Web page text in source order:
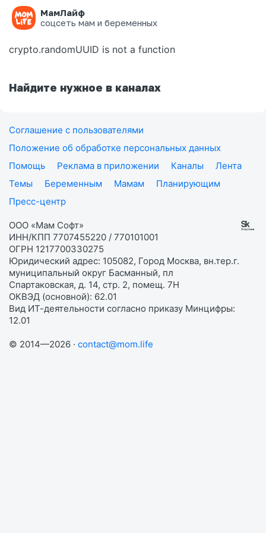
МамЛайф
соцсеть мам и беременных
Ошибка на странице
crypto.randomUUID is not a function
Найдите нужное в каналах
Соглашение с пользователями
Положение об обработке персональных данных
Помощь
Реклама в приложении Каналы
Лента
Темы
Беременным Мамам
Планирующим
Пресс-центр
ООО «Мам Софт»
ИНН/КПП 7707455220 / 770101001
ОГРН 1217700330275
Юридический адрес: 105082, Город Москва, вн.тер.г.
муниципальный округ Басманный, пл
Спартаковская, д. 14, стр. 2, помещ. 7Н
ОКВЭД (основной): 62.01
Вид ИТ-деятельности согласно приказу Минцифры:
12.01
© 2014—2026 · contact@mom.life